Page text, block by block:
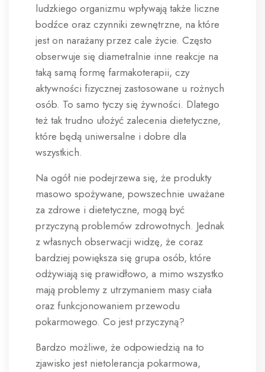
ludzkiego organizmu wpływają także liczne
bodźce oraz czynniki zewnętrzne, na które
jest on narażany przez cale życie. Często
obserwuje się diametralnie inne reakcje na
taką samą formę farmakoterapii, czy
aktywności fizycznej zastosowane u rożnych
osób. To samo tyczy się żywności. Dlatego
też tak trudno ułożyć zalecenia dietetyczne,
które będą uniwersalne i dobre dla
wszystkich.
Na ogół nie podejrzewa się, że produkty
masowo spożywane, powszechnie uważane
za zdrowe i dietetyczne, mogą być
przyczyną problemów zdrowotnych. Jednak
z własnych obserwacji widzę, że coraz
bardziej powiększa się grupa osób, które
odżywiają się prawidłowo, a mimo wszystko
mają problemy z utrzymaniem masy ciała
oraz funkcjonowaniem przewodu
pokarmowego. Co jest przyczyną?
Bardzo możliwe, że odpowiedzią na to
zjawisko jest nietolerancja pokarmowa,